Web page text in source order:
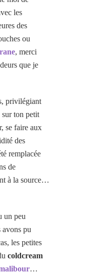
les
des
ou
, merci
que je
privilégiant
ton petit
se faire aux
des
remplacée
de
à la source…
un peu
avons pu
les petites
coldcream
…